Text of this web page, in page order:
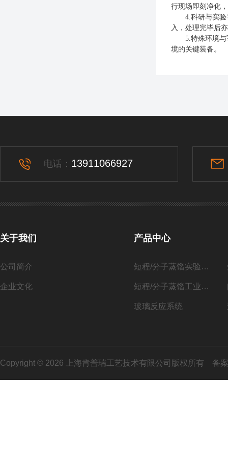
行现场即刻净化
4.科研与实验平
入，处理完毕后
5.特殊环境与军
境的关键装备。
电话： 13911066927
关于我们
公司简介
企业文化
产品中心
短程/分子蒸馏实验系列
短程/分子蒸馏工业化系列
玻璃反应系统
Copyright © 2026 上海肯普瑞工艺技术有限公司版权所有 备